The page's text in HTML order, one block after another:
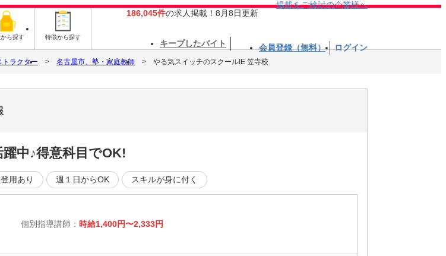
ら探す 特徴から探す
186,045件の求人掲載！8月8日更新
掲載をご検討の企業様へ
キープしたバイト 会員登録（無料） ログイン
トラクター 名古屋市、塾・家庭教師 やる気スイッチのスクールIE 笠寺校
中♪得意科目でOK!
用あり 週１日からOK スキルが身に付く
個別指導講師： 時給1,400円〜2,333円